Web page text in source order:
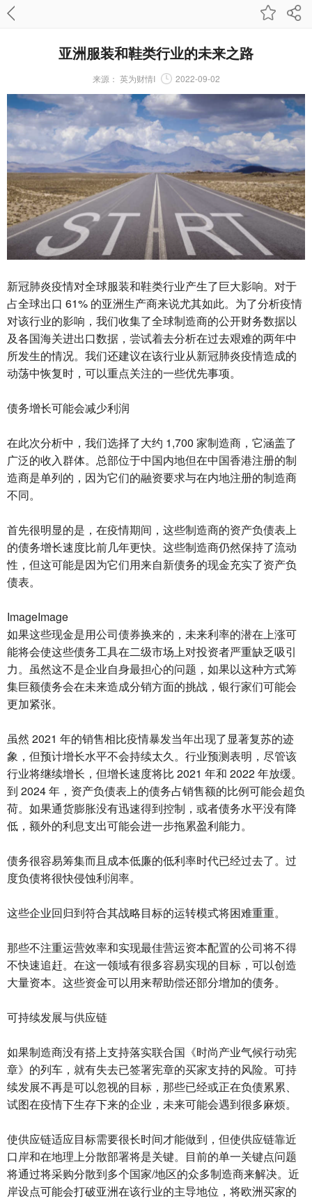
亚洲服装和鞋类行业的未来之路
来源： 英为财情I 2022-09-02
新冠肺炎疫情对全球服装和鞋类行业产生了巨大影响。对于
占全球出口 61% 的亚洲生产商来说尤其如此。为了分析疫情
对该行业的影响，我们收集了全球制造商的公开财务数据以
及各国海关进出口数据，尝试着去分析在过去艰难的两年中
所发生的情况。我们还建议在该行业从新冠肺炎疫情造成的
动荡中恢复时，可以重点关注的一些优先事项。
债务增长可能会减少利润
在此次分析中，我们选择了大约 1,700 家制造商，它涵盖了
广泛的收入群体。总部位于中国内地但在中国香港注册的制
造商是单列的，因为它们的融资要求与在内地注册的制造商
不同。
首先很明显的是，在疫情期间，这些制造商的资产负债表上
的债务增长速度比前几年更快。这些制造商仍然保持了流动
性，但这可能是因为它们用来自新债务的现金充实了资产负
债表。
ImageImage
如果这些现金是用公司债券换来的，未来利率的潜在上涨可
能将会使这些债务工具在二级市场上对投资者严重缺乏吸引
力。虽然这不是企业自身最担心的问题，如果以这种方式筹
集巨额债务会在未来造成分销方面的挑战，银行家们可能会
更加紧张。
虽然 2021 年的销售相比疫情暴发当年出现了显著复苏的迹
象，但预计增长水平不会持续太久。行业预测表明，尽管该
行业将继续增长，但增长速度将比 2021 年和 2022 年放缓。
到 2024 年，资产负债表上的债务占销售额的比例可能会超负
荷。如果通货膨胀没有迅速得到控制，或者债务水平没有降
低，额外的利息支出可能会进一步拖累盈利能力。
债务很容易筹集而且成本低廉的低利率时代已经过去了。过
度负债将很快侵蚀利润率。
这些企业回归到符合其战略目标的运转模式将困难重重。
那些不注重运营效率和实现最佳营运资本配置的公司将不得
不快速追赶。在这一领域有很多容易实现的目标，可以创造
大量资本。这些资金可以用来帮助偿还部分增加的债务。
可持续发展与供应链
如果制造商没有搭上支持落实联合国《时尚产业气候行动宪
章》的列车，就有失去已签署宪章的买家支持的风险。可持
续发展不再是可以忽视的目标，那些已经或正在负债累累、
试图在疫情下生存下来的企业，未来可能会遇到很多麻烦。
使供应链适应目标需要很长时间才能做到，但使供应链靠近
口岸和在地理上分散部署将是关键。目前的单一关键点问题
将通过将采购分散到多个国家/地区的众多制造商来解决。近
岸设点可能会打破亚洲在该行业的主导地位，将欧洲买家的